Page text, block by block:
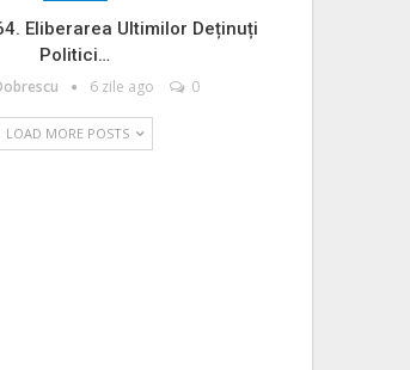
Eliberarea Ultimilor Deținuți
Politici…
6 zile ago 0
LOAD MORE POSTS